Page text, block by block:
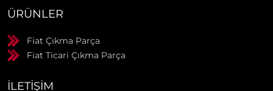
ÜRÜNLER
Fiat Çıkma Parça
Fiat Ticari Çıkma Parça
İLETIŞIM